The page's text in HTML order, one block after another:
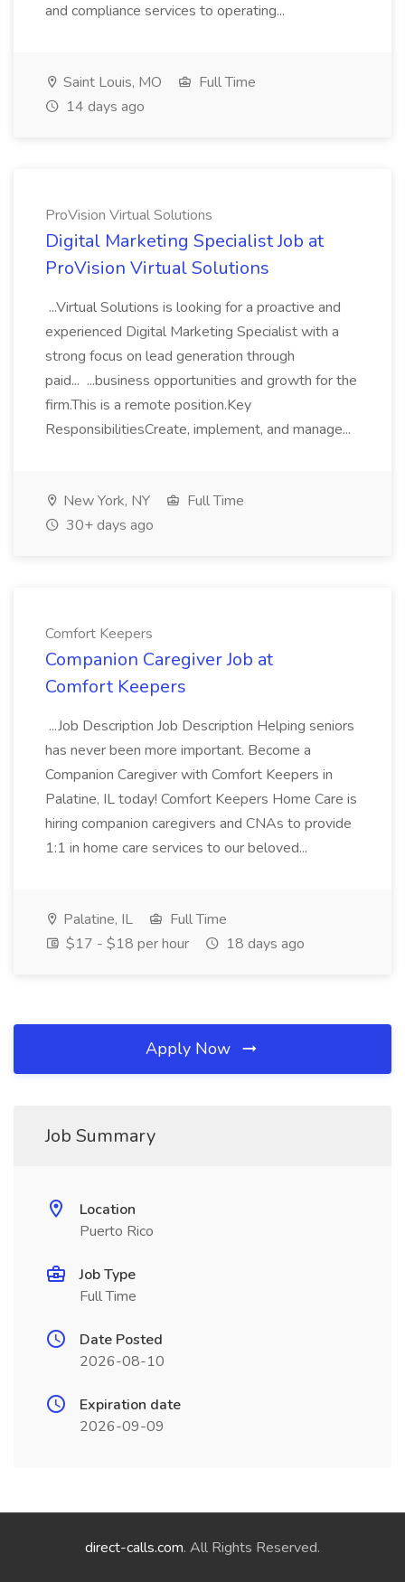
and compliance services to operating...
Saint Louis, MO
Full Time
14 days ago
ProVision Virtual Solutions
Digital Marketing Specialist Job at
ProVision Virtual Solutions
...Virtual Solutions is looking for a proactive and
experienced Digital Marketing Specialist with a
strong focus on lead generation through
paid... ...business opportunities and growth for the
firm.This is a remote position.Key
ResponsibilitiesCreate, implement, and manage...
New York, NY
Full Time
30+ days ago
Comfort Keepers
Companion Caregiver Job at
Comfort Keepers
...Job Description Job Description Helping seniors
has never been more important. Become a
Companion Caregiver with Comfort Keepers in
Palatine, IL today! Comfort Keepers Home Care is
hiring companion caregivers and CNAs to provide
1:1 in home care services to our beloved...
Palatine, IL
Full Time
$17 - $18 per hour
18 days ago
Apply Now
Job Summary
Location
Puerto Rico
Job Type
Full Time
Date Posted
2026-08-10
Expiration date
2026-09-09
direct-calls.com. All Rights Reserved.